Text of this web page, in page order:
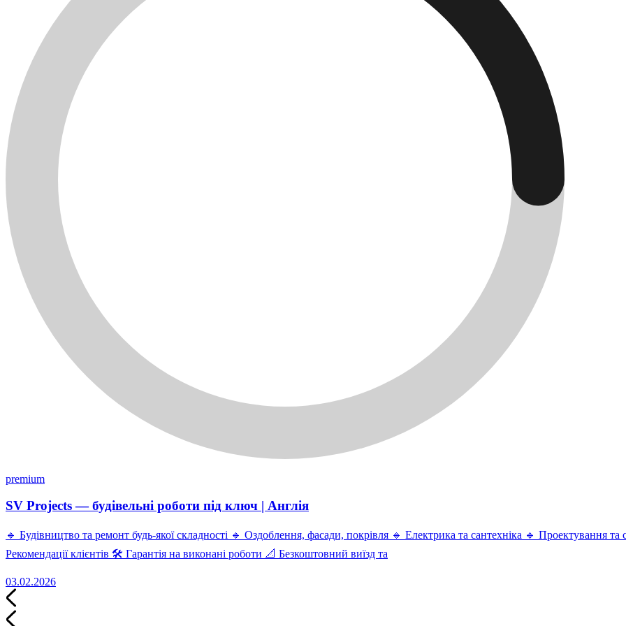
premium
SV Projects — будівельні роботи під ключ | Англія
🔹 Будівництво та ремонт будь-якої складності 🔹 Оздоблення, фасади, покрівля 🔹 Електрика та сантехніка 🔹 Проектування та
Рекомендації клієнтів 🛠 Гарантія на виконані роботи 📐 Безкоштовний виїзд та
03.02.2026